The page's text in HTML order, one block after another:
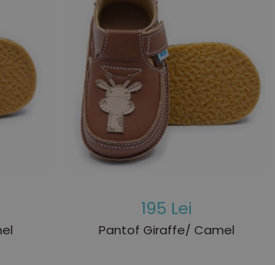
195 Lei
Pantof Giraffe/ Camel